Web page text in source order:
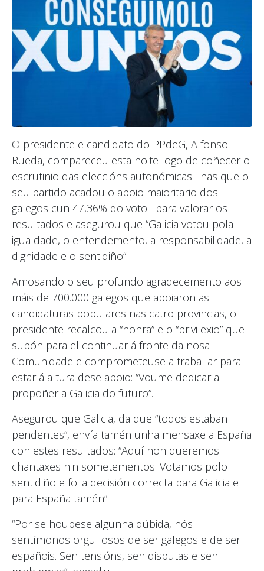
O presidente e candidato do PPdeG, Alfonso
Rueda, compareceu esta noite logo de coñecer o
escrutinio das eleccións autonómicas –nas que o
seu partido acadou o apoio maioritario dos
galegos cun 47,36% do voto– para valorar os
resultados e asegurou que “Galicia votou pola
igualdade, o entendemento, a responsabilidade, a
dignidade e o sentidiño”.
Amosando o seu profundo agradecemento aos
máis de 700.000 galegos que apoiaron as
candidaturas populares nas catro provincias, o
presidente recalcou a “honra” e o “privilexio” que
supón para el continuar á fronte da nosa
Comunidade e comprometeuse a traballar para
estar á altura dese apoio: “Voume dedicar a
propoñer a Galicia do futuro”.
Asegurou que Galicia, da que “todos estaban
pendentes”, envía tamén unha mensaxe a España
con estes resultados: “Aquí non queremos
chantaxes nin sometementos. Votamos polo
sentidiño e foi a decisión correcta para Galicia e
para España tamén”.
“Por se houbese algunha dúbida, nós
sentímonos orgullosos de ser galegos e de ser
españois. Sen tensións, sen disputas e sen